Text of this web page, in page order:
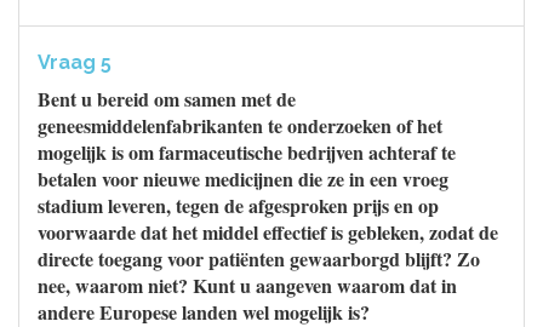
Vraag 5
Bent u bereid om samen met de
geneesmiddelenfabrikanten te onderzoeken of het
mogelijk is om farmaceutische bedrijven achteraf te
betalen voor nieuwe medicijnen die ze in een vroeg
stadium leveren, tegen de afgesproken prijs en op
voorwaarde dat het middel effectief is gebleken, zodat de
directe toegang voor patiënten gewaarborgd blijft? Zo
nee, waarom niet? Kunt u aangeven waarom dat in
andere Europese landen wel mogelijk is?